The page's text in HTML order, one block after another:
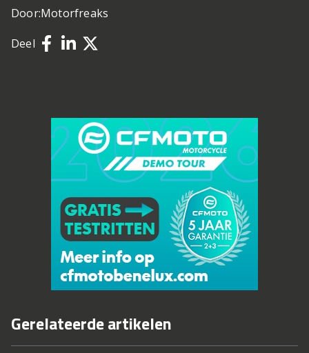
Door:Motorfreaks
Deel
Gerelateerde artikelen